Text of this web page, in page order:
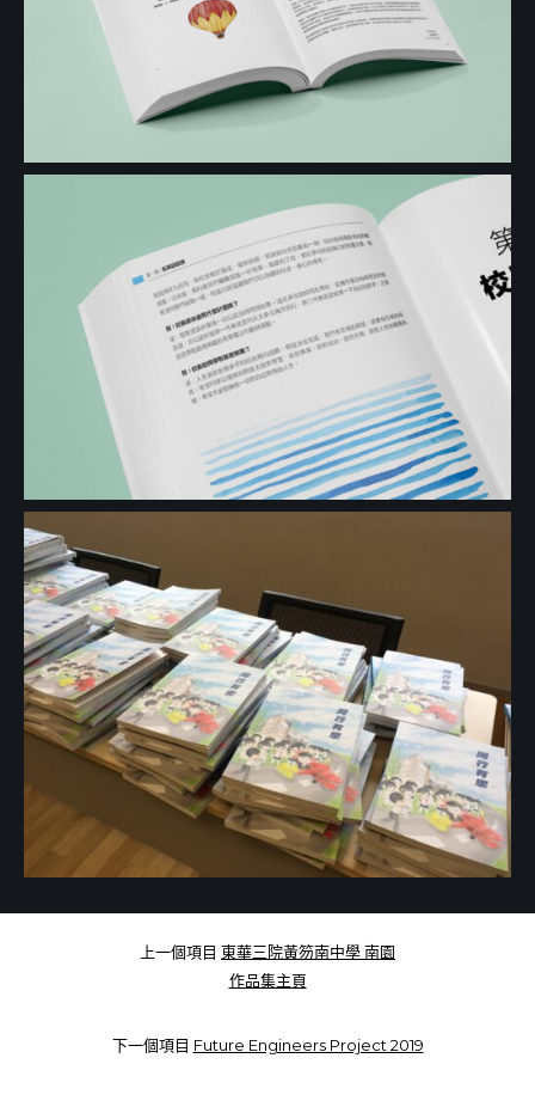
上一個項目 東華三院黃笏南中學 南園
作品集主頁
下一個項目 Future Engineers Project 2019